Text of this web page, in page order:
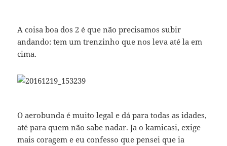
A coisa boa dos 2 é que não precisamos subir
andando: tem um trenzinho que nos leva até la em
cima.
O aerobunda é muito legal e dá para todas as idades,
até para quem não sabe nadar. Ja o kamicasi, exige
mais coragem e eu confesso que pensei que ia